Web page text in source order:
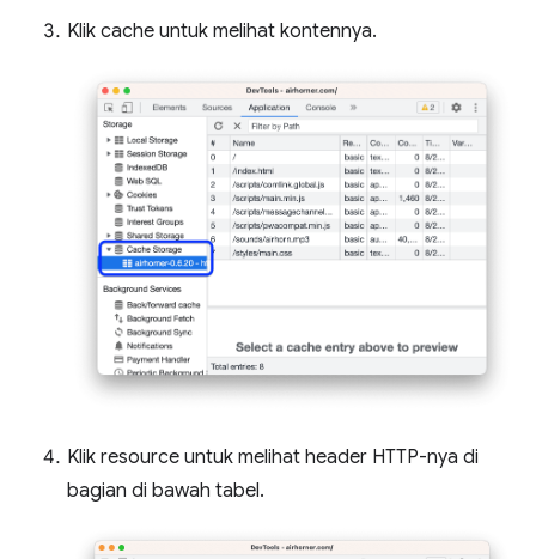
Klik cache untuk melihat kontennya.
Klik resource untuk melihat header HTTP-nya di
bagian di bawah tabel.